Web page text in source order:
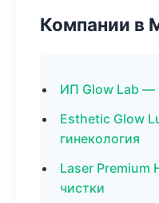
Компании в
ИП Glow Lab —
Esthetic Glow
гинекология
Laser Premium
чистки